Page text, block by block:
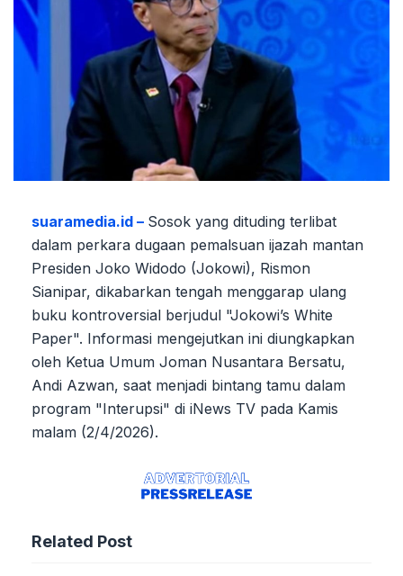
suaramedia.id – Sosok yang dituding terlibat
dalam perkara dugaan pemalsuan ijazah mantan
Presiden Joko Widodo (Jokowi), Rismon
Sianipar, dikabarkan tengah menggarap ulang
buku kontroversial berjudul "Jokowi’s White
Paper". Informasi mengejutkan ini diungkapkan
oleh Ketua Umum Joman Nusantara Bersatu,
Andi Azwan, saat menjadi bintang tamu dalam
program "Interupsi" di iNews TV pada Kamis
malam (2/4/2026).
Related Post